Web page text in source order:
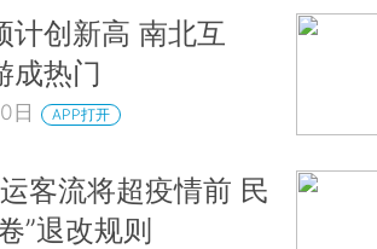
计创新高 南北互
成热门
日 APP打开
客流将超疫情前 民
”退改规则